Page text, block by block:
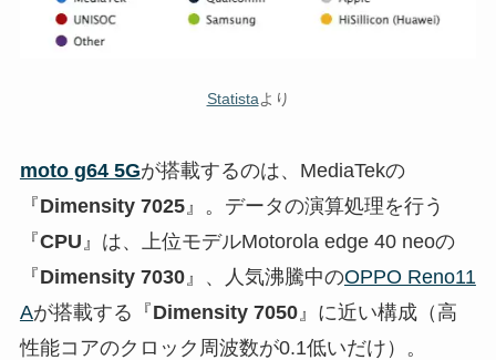
Statistaより
moto g64 5Gが搭載するのは、MediaTekの
『Dimensity 7025』。データの演算処理を行う
『CPU 』は、上位モデルMotorola edge 40 neoの
『Dimensity 7030』、人気沸騰中のOPPO Reno11
Aが搭載する『Dimensity 7050』に近い構成（高
性能コアのクロック周波数が0.1低いだけ）。